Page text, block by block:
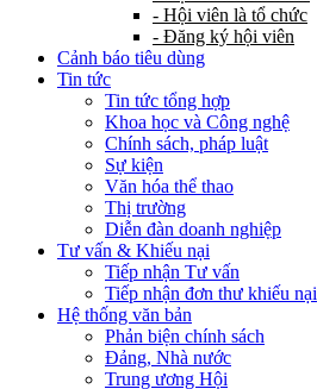
- Hội viên là tổ chức
- Đăng ký hội viên
Cảnh báo tiêu dùng
Tin tức
Tin tức tổng hợp
Khoa học và Công nghệ
Chính sách, pháp luật
Sự kiện
Văn hóa thể thao
Thị trường
Diễn đàn doanh nghiệp
Tư vấn & Khiếu nại
Tiếp nhận Tư vấn
Tiếp nhận đơn thư khiếu nại
Hệ thống văn bản
Phản biện chính sách
Đảng, Nhà nước
Trung ương Hội